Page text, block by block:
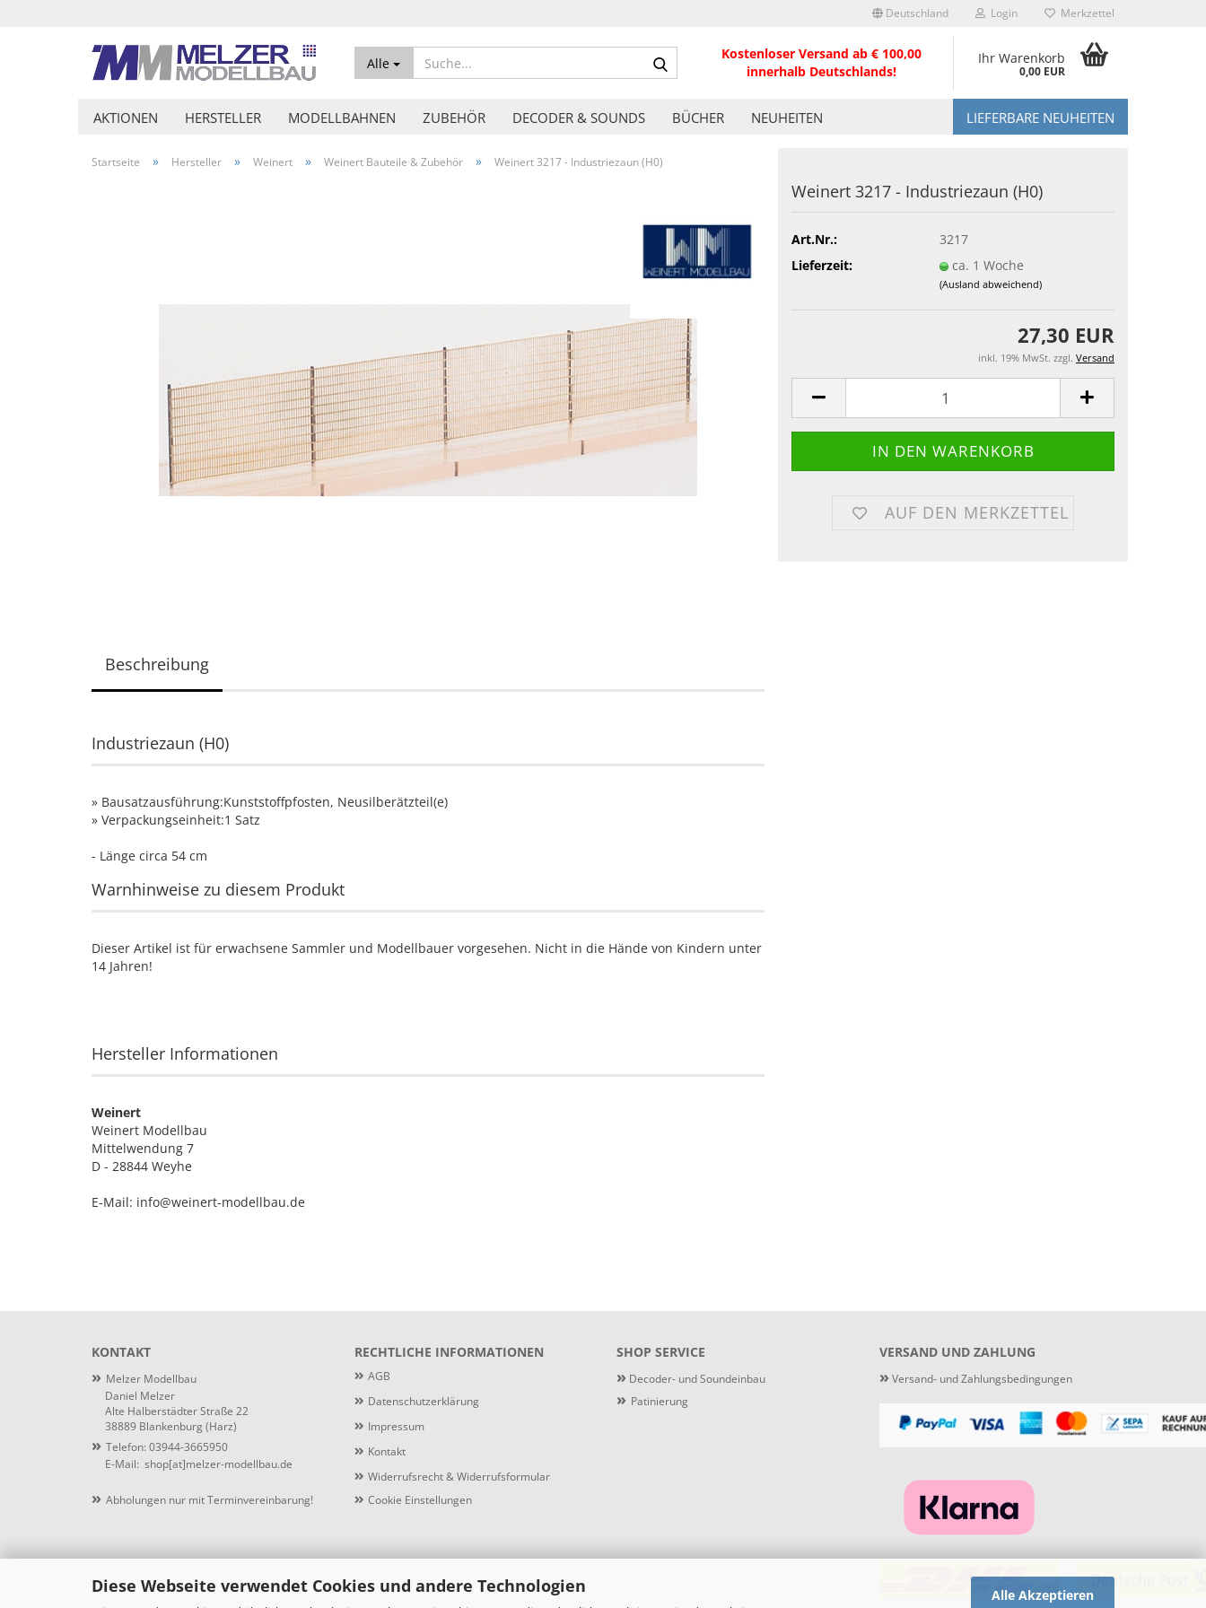
Diese Webseite verwendet Cookies und andere Technologien Alle Akzeptieren
Deutschland Login Merkzettel
Alle
Suche...Kostenloser Versand ab € 100,00
innerhalb Deutschlands!
Ihr Warenkorb
0,00 EUR
AKTIONEN HERSTELLER MODELLBAHNEN ZUBEHÖR DECODER & SOUNDS BÜCHER NEUHEITEN LIEFERBARE NEUHEITEN
Startseite » Hersteller » Weinert » Weinert Bauteile & Zubehör » Weinert 3217 - Industriezaun (H0)
Weinert 3217 - Industriezaun (H0)
Art.Nr.:
3217
Lieferzeit:
ca. 1 Woche
(Ausland abweichend)
27,30 EUR
inkl. 19% MwSt. zzgl. Versand
AUF DEN MERKZETTEL
Beschreibung
Industriezaun (H0)
» Bausatzausführung:Kunststoffpfosten, Neusilberätzteil(e)
» Verpackungseinheit:1 Satz
- Länge circa 54 cm
Warnhinweise zu diesem Produkt
Dieser Artikel ist für erwachsene Sammler und Modellbauer vorgesehen. Nicht in die Hände von Kindern unter
14 Jahren!
Hersteller Informationen
Weinert
Weinert Modellbau
Mittelwendung 7
D - 28844 Weyhe
E-Mail: info@weinert-modellbau.de
RECHTLICHE INFORMATIONEN
AGB
Datenschutzerklärung
Impressum
Kontakt
Widerrufsrecht & Widerrufsformular
Cookie Einstellungen
SHOP SERVICE
» Decoder- und Soundeinbau
» Patinierung
VERSAND UND ZAHLUNG
» Versand- und Zahlungsbedingungen
KONTAKT
» Melzer Modellbau
Daniel Melzer
Alte Halberstädter Straße 22
38889 Blankenburg (Harz)
» Telefon: 03944-3665950
E-Mail: shop[at]melzer-modellbau.de
» Abholungen nur mit Terminvereinbarung!